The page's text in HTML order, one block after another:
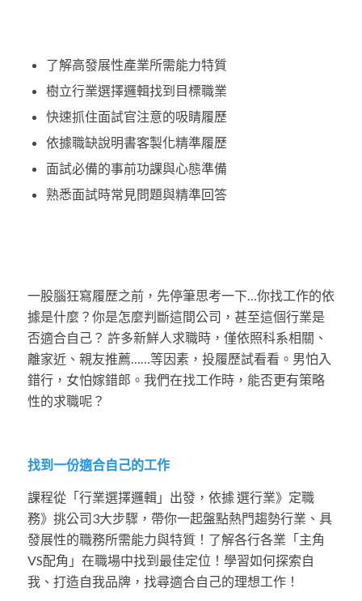
了解高發展性產業所需能力特質
樹立行業選擇邏輯找到目標職業
快速抓住面試官注意的吸睛履歷
依據職缺說明書客製化精準履歷
面試必備的事前功課與心態準備
熟悉面試時常見問題與精準回答
一股腦狂寫履歷之前，先停筆思考一下…你找工作的依
據是什麼？你是怎麼判斷這間公司，甚至這個行業是
否適合自己？ 許多新鮮人求職時，僅依照科系相關、
離家近、親友推薦……等因素，投履歷試看看。男怕入
錯行，女怕嫁錯郎。我們在找工作時，能否更有策略
性的求職呢？
找到一份適合自己的工作
課程從「行業選擇邏輯」出發，依據 選行業》定職
務》挑公司3大步驟，帶你一起盤點熱門趨勢行業、具
發展性的職務所需能力與特質！了解各行各業「主角
VS配角」在職場中找到最佳定位！學習如何探索自
我、打造自我品牌，找尋適合自己的理想工作！